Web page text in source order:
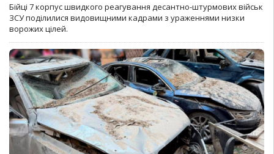
Бійці 7 корпус швидкого реагування десантно-штурмових військ
ЗСУ поділилися видовищними кадрами з ураженнями низки
ворожих цілей.